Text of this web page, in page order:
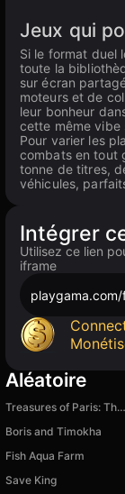
Jeux qui
Si le format duel
toute la
sur écran
moteurs et de
leur bonheur
cette même vibe
Pour varier les
combats en tout
tonne de titres,
véhicules,
Intégrer
Utilisez ce lien
iframe
Aléatoire
Treasures of Paris: The Secret of Gems - Match 3
Boris and Timokha
Fish Aqua Farm
Save King